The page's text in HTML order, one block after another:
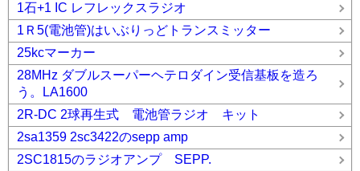
1石+1 IC レフレックスラジオ
1Ｒ5(電池管)はいぶりっどトランスミッター
25kcマーカー
28MHz ダブルスーパーヘテロダイン受信基板を造ろ
う。LA1600
2R-DC 2球再生式 電池管ラジオ キット
2sa1359 2sc3422のsepp amp
2SC1815のラジオアンプ SEPP.